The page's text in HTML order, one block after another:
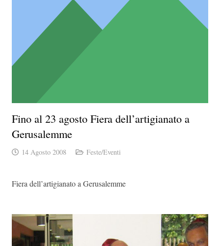
Fino al 23 agosto Fiera dell’artigianato a
Gerusalemme
14 Agosto 2008 Feste/Eventi
Fiera dell’artigianato a Gerusalemme